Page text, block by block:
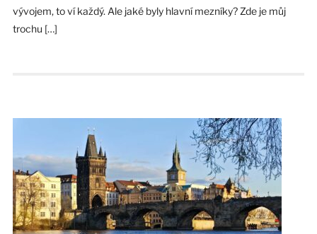
vývojem, to ví každý. Ale jaké byly hlavní mezníky? Zde je můj
trochu […]